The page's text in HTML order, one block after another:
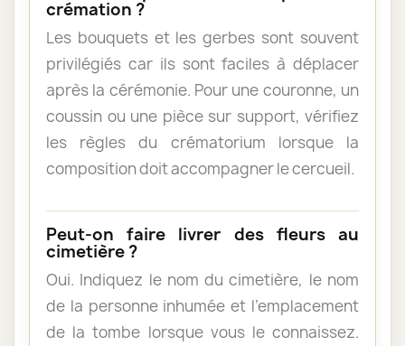
crémation ?
Les bouquets et les gerbes sont souvent
privilégiés car ils sont faciles à déplacer
après la cérémonie. Pour une couronne, un
coussin ou une pièce sur support, vérifiez
les règles du crématorium lorsque la
composition doit accompagner le cercueil.
Peut-on faire livrer des fleurs au
cimetière ?
Oui. Indiquez le nom du cimetière, le nom
de la personne inhumée et l’emplacement
de la tombe lorsque vous le connaissez.